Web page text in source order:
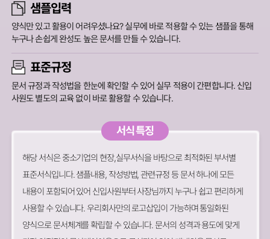
샘플입력
양식만 있고 활용이 어려우셨나요? 실무에 바로 적용할 수 있는 샘플을 통해
누구나 손쉽게 완성도 높은 문서를 만들 수 있습니다.
표준규정
문서 규정과 작성법을 한눈에 확인할 수 있어 실무 적용이 간편합니다. 신입
사원도 별도의 교육 없이 바로 활용할 수 있습니다.
서식 특징
해당 서식은 중소기업의 현장,실무서식을 바탕으로 최적화된 부서별
표준서식입니다. 샘플내용, 작성방법, 관련규정 등 문서 하나에 모든
내용이 포함되어 있어 신입사원부터 사장님까지 누구나 쉽고 편리하게
사용할 수 있습니다. 우리회사만의 로고삽입이 가능하며 통일화된
양식으로 문서체계를 확립할 수 있습니다. 문서의 성격과 용도에 맞게